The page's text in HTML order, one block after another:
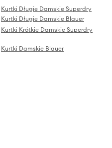
Kurtki Długie Damskie Superdry
Kurtki Długie Damskie Blauer
Kurtki Krótkie Damskie Superdry
Kurtki Damskie Blauer